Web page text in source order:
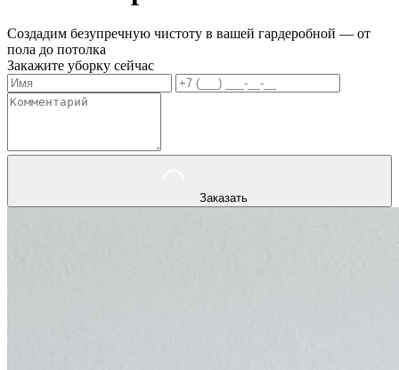
Создадим безупречную чистоту в вашей гардеробной — от
пола до потолка
Закажите уборку сейчас
Заказать